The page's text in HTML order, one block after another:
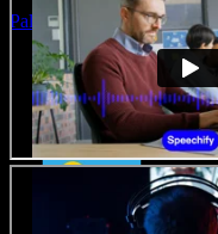
Paleisti studiją